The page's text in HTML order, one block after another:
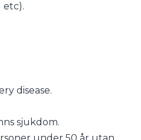
etc).
disease.
sjukdom.